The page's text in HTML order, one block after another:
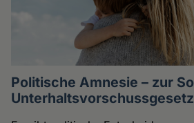
Politische Amnesie – zur